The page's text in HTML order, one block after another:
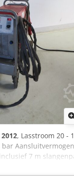
2012, Lasstroom 20 -
7 m